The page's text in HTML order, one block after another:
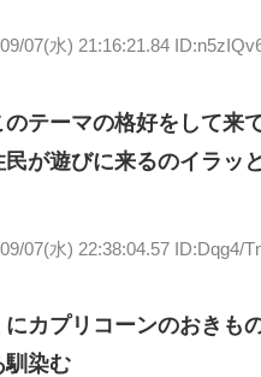
07(水) 21:16:21.84
テーマの格好をして来
が遊びに来るのイラッ
07(水) 22:38:04.57 ID:Dqg4/
にカプリコーンのおきも
馴染む